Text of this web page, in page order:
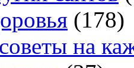
(178)
на